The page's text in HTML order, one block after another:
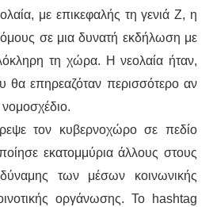
με επικεφαλής τη γενιά Ζ, η
σε μια δυνατή εκδήλωση με
τη χώρα. Η νεολαία ήταν,
επηρεαζόταν περισσότερο αν
τον κυβερνοχώρο σε πεδίο
εκατομμύρια άλλους στους
των μέσων κοινωνικής
οργάνωσης. Το hashtag